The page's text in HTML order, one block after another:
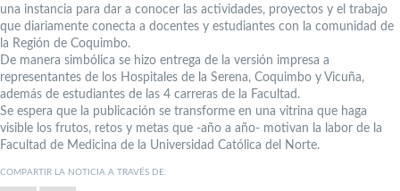
una instancia para dar a conocer las actividades, proyectos y el trabajo
que diariamente conecta a docentes y estudiantes con la comunidad de
la Región de Coquimbo.
De manera simbólica se hizo entrega de la versión impresa a
representantes de los Hospitales de la Serena, Coquimbo y Vicuña,
además de estudiantes de las 4 carreras de la Facultad.
Se espera que la publicación se transforme en una vitrina que haga
visible los frutos, retos y metas que -año a año- motivan la labor de la
Facultad de Medicina de la Universidad Católica del Norte.
COMPARTIR LA NOTICIA A TRAVÉS DE: